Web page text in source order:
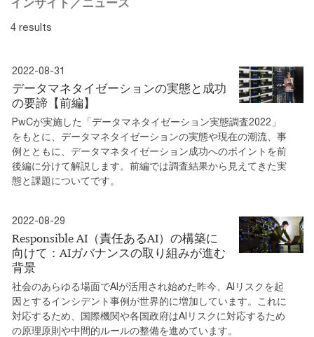
4 results
2022-08-31
データマネタイゼーションの実態と成功
の要諦【前編】
PwCが実施した「データマネタイゼーション実態調査2022」
をもとに、データマネタイゼーションの実態や現在の潮流、事
例とともに、データマネタイゼーション成功へのポイントを前
後編に分けて解説します。前編では調査結果から見えてきた実
態と課題についてです。
2022-08-29
Responsible AI（責任あるAI）の構築に
向けて：AIガバナンスの取り組みが進む
背景
社会のあらゆる場面でAIが活用され始めた昨今、AIリスクを起
因とするインシデント事例が世界的に増加しています。これに
対応するため、国際機関や各国政府はAIリスクに対応するため
の原理原則や中間的ルールの整備を進めています。